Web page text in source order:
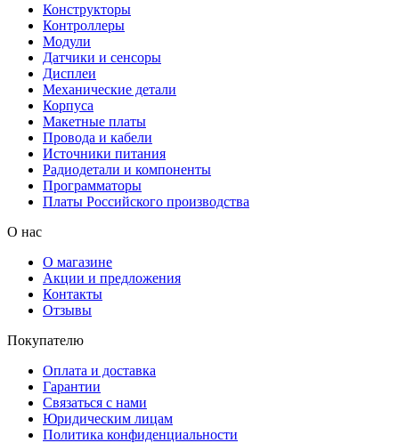
Конструкторы
Контроллеры
Модули
Датчики и сенсоры
Дисплеи
Механические детали
Корпуса
Макетные платы
Провода и кабели
Источники питания
Радиодетали и компоненты
Программаторы
Платы Российского производства
О нас
О магазине
Акции и предложения
Контакты
Отзывы
Покупателю
Оплата и доставка
Гарантии
Связаться с нами
Юридическим лицам
Политика конфиденциальности